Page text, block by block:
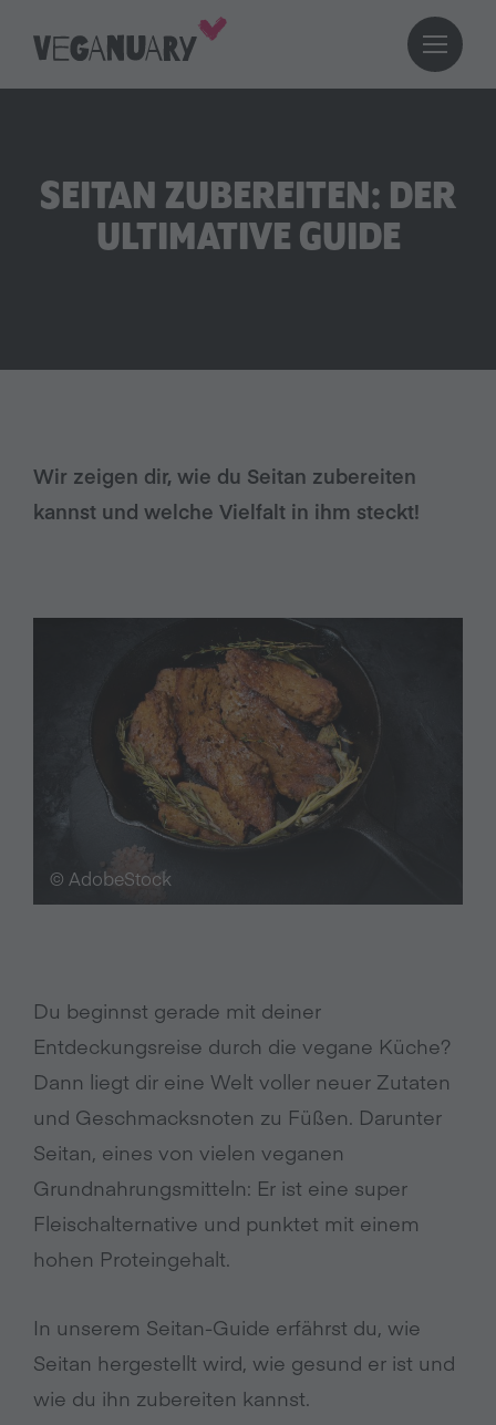
SEITAN ZUBEREITEN: DER
ULTIMATIVE GUIDE
Wir zeigen dir, wie du Seitan zubereiten
kannst und welche Vielfalt in ihm steckt!
© AdobeStock
Du beginnst gerade mit deiner
Entdeckungsreise durch die vegane Küche?
Dann liegt dir eine Welt voller neuer Zutaten
und Geschmacksnoten zu Füßen. Darunter
Seitan, eines von vielen veganen
Grundnahrungsmitteln: Er ist eine super
Fleischalternative und punktet mit einem
hohen Proteingehalt.
In unserem Seitan-Guide erfährst du, wie
Seitan hergestellt wird, wie gesund er ist und
wie du ihn zubereiten kannst.